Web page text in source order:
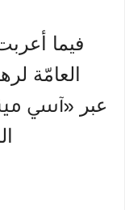
فيما
العامّة
عبر «آسي